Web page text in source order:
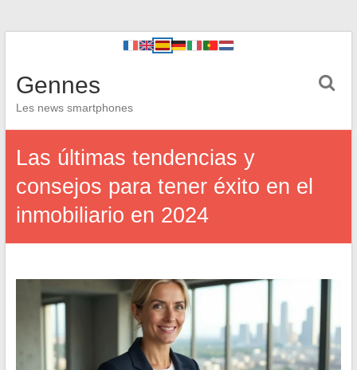
Gennes
Les news smartphones
Las últimas tendencias y
consejos para tener éxito en el
inmobiliario en 2024